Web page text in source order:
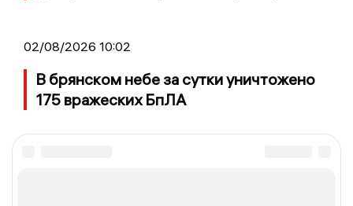
02/08/2026 10:02
В брянском небе за сутки уничтожено
175 вражеских БпЛА